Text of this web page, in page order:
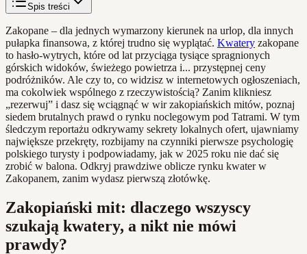
Spis treści
Zakopane – dla jednych wymarzony kierunek na urlop, dla innych
pułapka finansowa, z której trudno się wyplątać. Kwatery zakopane
to hasło-wytrych, które od lat przyciąga tysiące spragnionych
górskich widoków, świeżego powietrza i... przystępnej ceny
podróżników. Ale czy to, co widzisz w internetowych ogłoszeniach,
ma cokolwiek wspólnego z rzeczywistością? Zanim klikniesz
„rezerwuj” i dasz się wciągnąć w wir zakopiańskich mitów, poznaj
siedem brutalnych prawd o rynku noclegowym pod Tatrami. W tym
śledczym reportażu odkrywamy sekrety lokalnych ofert, ujawniamy
największe przekręty, rozbijamy na czynniki pierwsze psychologię
polskiego turysty i podpowiadamy, jak w 2025 roku nie dać się
zrobić w balona. Odkryj prawdziwe oblicze rynku kwater w
Zakopanem, zanim wydasz pierwszą złotówkę.
Zakopiański mit: dlaczego wszyscy
szukają kwatery, a nikt nie mówi
prawdy?